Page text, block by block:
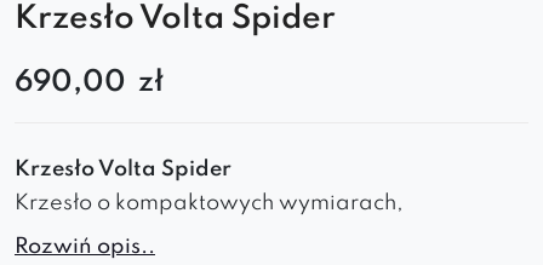
Krzesło Volta Spider
690,00 zł
Krzesło Volta Spider
Krzesło o kompaktowych wymiarach,
maksymalnie wygodne, bardzo stylowe, z
Rozwiń opis..